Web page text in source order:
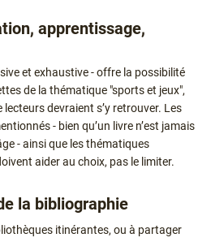
apprentissage,
et exhaustive - offre la possibilité
de la thématique "sports et jeux",
devraient s’y retrouver. Les
- bien qu’un livre n’est jamais
- ainsi que les thématiques
aider au choix, pas le limiter.
la bibliographie
itinérantes, ou à partager